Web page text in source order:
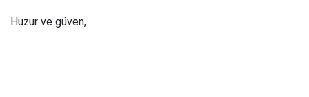
Huzur ve güven,